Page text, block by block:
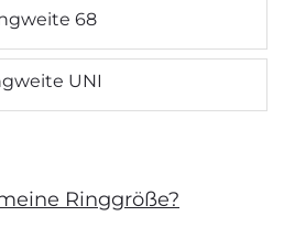
68
UNI
Ringgröße?